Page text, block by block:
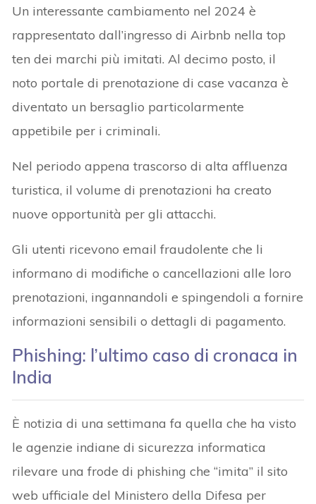
Un interessante cambiamento nel 2024 è
rappresentato dall’ingresso di Airbnb nella top
ten dei marchi più imitati. Al decimo posto, il
noto portale di prenotazione di case vacanza è
diventato un bersaglio particolarmente
appetibile per i criminali.
Nel periodo appena trascorso di alta affluenza
turistica, il volume di prenotazioni ha creato
nuove opportunità per gli attacchi.
Gli utenti ricevono email fraudolente che li
informano di modifiche o cancellazioni alle loro
prenotazioni, ingannandoli e spingendoli a fornire
informazioni sensibili o dettagli di pagamento.
Phishing: l’ultimo caso di cronaca in
India
È notizia di una settimana fa quella che ha visto
le agenzie indiane di sicurezza informatica
rilevare una frode di phishing che “imita” il sito
web ufficiale del Ministero della Difesa per